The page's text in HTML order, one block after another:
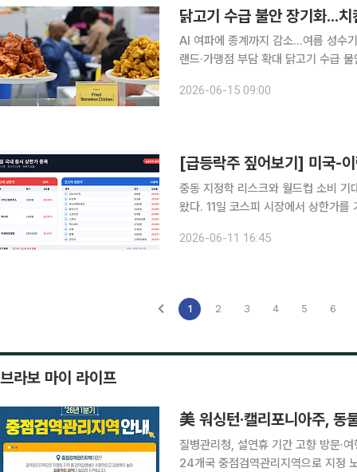
닭고기 수급 불안 장기화...치
AI 여파에 종계까지 감소…여름 성수
랜드·가맹점 부담 확대 닭고기 수급 불안이 예상보다 길어지면서 치킨업계의 닭고기 확보 부담이 커
해소되기 어렵다는 전망도 나온다. 매
2026-06-15 09:00
중동 지정학 리스크와 월드컵 소비 기
왔다. 11일 코스피 시장에서 상한가를 기록한 종목은 STX그린로지스, 마니커, 미래에셋생명이다.
이란 간 군사적 긴장이 고조되며 호르
2026-06-11 16:45
1 2 3 4 5 6
브라보 마이 라이프
질병관리청, 설연휴 기간 고향 방문·
24개국 중점검역관리지역으로 지정